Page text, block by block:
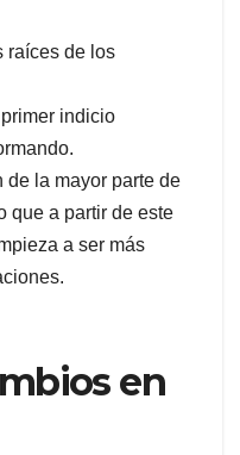
raíces de los
indicio
de la mayor parte de
que a partir de este
a ser más
en